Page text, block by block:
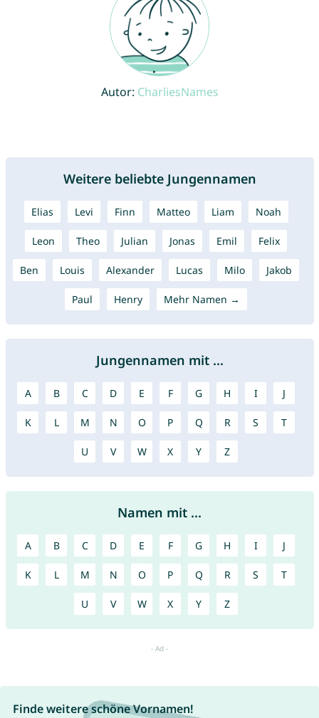
Autor: CharliesNames
Weitere beliebte Jungennamen
Elias Levi Finn Matteo Liam Noah
Leon Theo Julian Jonas Emil Felix
Ben Louis Alexander Lucas Milo Jakob
Paul Henry Mehr Namen →
Jungennamen mit ...
A B C D E F G H I J
K L M N O P Q R S T
U V W X Y Z
Namen mit ...
A B C D E F G H I J
K L M N O P Q R S T
U V W X Y Z
Finde weitere schöne Vornamen!